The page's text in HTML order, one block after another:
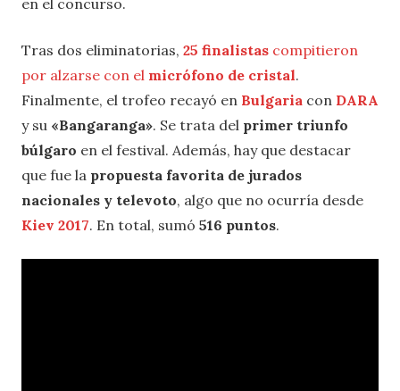
en el concurso.
Tras dos eliminatorias, 25 finalistas compitieron
por alzarse con el micrófono de cristal.
Finalmente, el trofeo recayó en Bulgaria con DARA
y su «Bangaranga». Se trata del primer triunfo
búlgaro en el festival. Además, hay que destacar
que fue la propuesta favorita de jurados
nacionales y televoto, algo que no ocurría desde
Kiev 2017. En total, sumó 516 puntos.